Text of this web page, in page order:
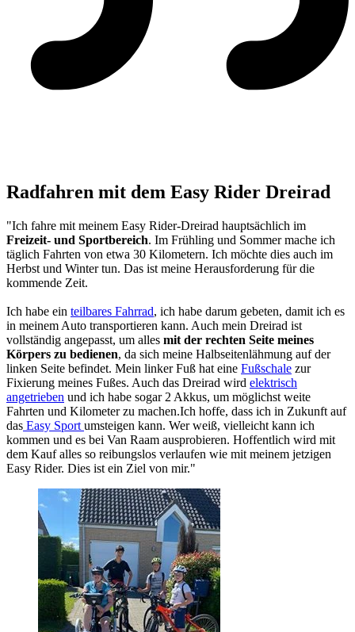
Radfahren mit dem Easy Rider Dreirad
"Ich fahre mit meinem Easy Rider-Dreirad hauptsächlich im
Freizeit- und Sportbereich. Im Frühling und Sommer mache ich
täglich Fahrten von etwa 30 Kilometern. Ich möchte dies auch im
Herbst und Winter tun. Das ist meine Herausforderung für die
kommende Zeit.
Ich habe ein teilbares Fahrrad, ich habe darum gebeten, damit ich es
in meinem Auto transportieren kann. Auch mein Dreirad ist
vollständig angepasst, um alles mit der rechten Seite meines
Körpers zu bedienen, da sich meine Halbseitenlähmung auf der
linken Seite befindet. Mein linker Fuß hat eine Fußschale zur
Fixierung meines Fußes. Auch das Dreirad wird elektrisch
angetrieben und ich habe sogar 2 Akkus, um möglichst weite
Fahrten und Kilometer zu machen.Ich hoffe, dass ich in Zukunft auf
das Easy Sport umsteigen kann. Wer weiß, vielleicht kann ich
kommen und es bei Van Raam ausprobieren. Hoffentlich wird mit
dem Kauf alles so reibungslos verlaufen wie mit meinem jetzigen
Easy Rider. Dies ist ein Ziel von mir."